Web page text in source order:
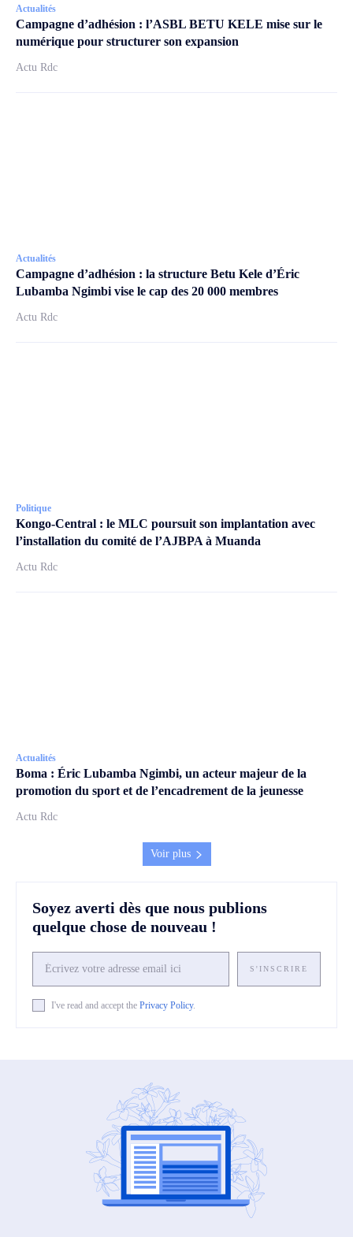
Actualités
Campagne d’adhésion : l’ASBL BETU KELE mise sur le
numérique pour structurer son expansion
Actu Rdc
Actualités
Campagne d’adhésion : la structure Betu Kele d’Éric
Lubamba Ngimbi vise le cap des 20 000 membres
Actu Rdc
Politique
Kongo-Central : le MLC poursuit son implantation avec
l’installation du comité de l’AJBPA à Muanda
Actu Rdc
Actualités
Boma : Éric Lubamba Ngimbi, un acteur majeur de la
promotion du sport et de l’encadrement de la jeunesse
Actu Rdc
Voir plus
Soyez averti dès que nous publions
quelque chose de nouveau !
S'INSCRIRE
I've read and accept the Privacy Policy.